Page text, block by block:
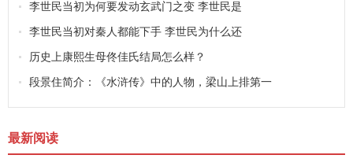
李世民当初为何要发动玄武门之变 李世民是
李世民当初对秦人都能下手 李世民为什么还
历史上康熙生母佟佳氏结局怎么样？
段景住简介：《水浒传》中的人物，梁山上排第一
最新阅读